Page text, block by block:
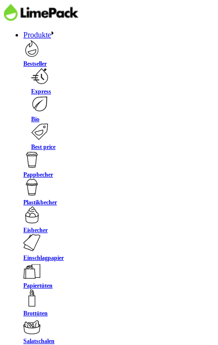
Produkte
Bestseller
Express
Bio
Best price
Pappbecher
Plastikbecher
Eisbecher
Einschlagpapier
Papiertüten
Brottüten
Salatschalen